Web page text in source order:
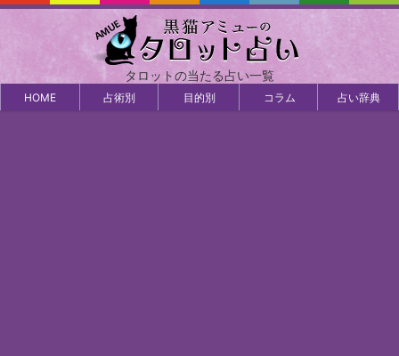
タロットの当たる占い一覧
HOME 占術別 目的別 コラム 占い辞典